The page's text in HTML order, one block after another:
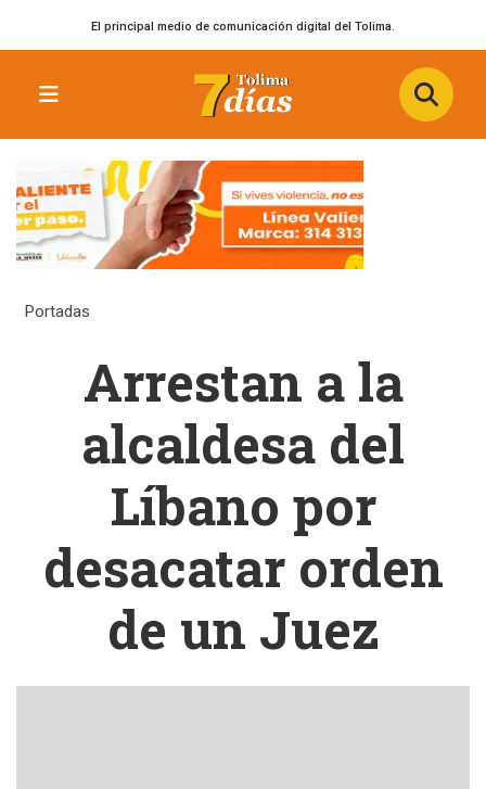
El principal medio de comunicación digital del Tolima.
Portadas
Arrestan a la
alcaldesa del
Líbano por
desacatar orden
de un Juez